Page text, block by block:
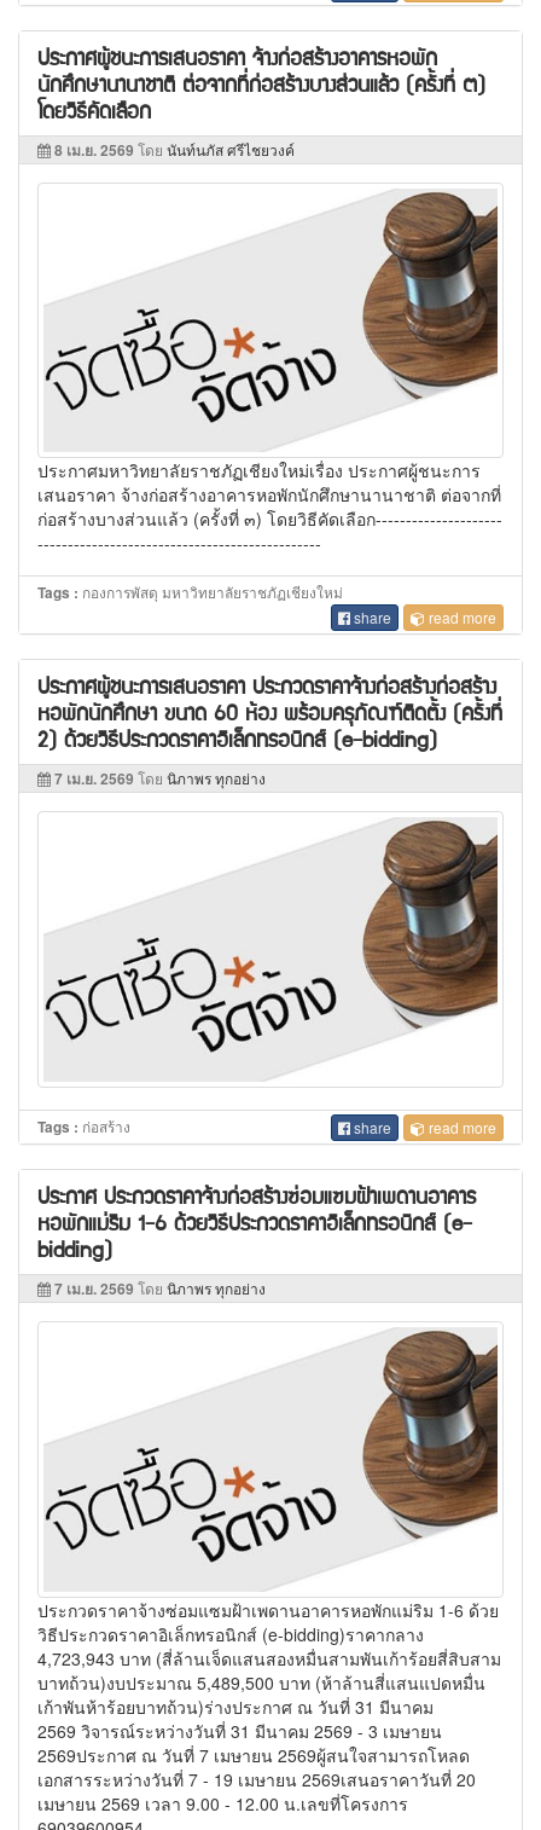
ประกาศผู้ชนะการเสนอราคา จ้างก่อสร้างอาคารหอพัก
นักศึกษานานาชาติ ต่อจากที่ก่อสร้างบางส่วนแล้ว (ครั้งที่ ๓)
โดยวิธีคัดเลือก
8 เม.ย. 2569 โดย นันท์นภัส ศรีไชยวงค์
ประกาศมหาวิทยาลัยราชภัฏเชียงใหม่เรื่อง ประกาศผู้ชนะการ
เสนอราคา จ้างก่อสร้างอาคารหอพักนักศึกษานานาชาติ ต่อจากที่
ก่อสร้างบางส่วนแล้ว (ครั้งที่ ๓) โดยวิธีคัดเลือก---------------------
-----------------------------------------------
Tags : กองการพัสดุ มหาวิทยาลัยราชภัฏเชียงใหม่
share
read more
ประกาศผู้ชนะการเสนอราคา ประกวดราคาจ้างก่อสร้างก่อสร้าง
หอพักนักศึกษา ขนาด 60 ห้อง พร้อมครุภัณฑ์ติดตั้ง (ครั้งที่
2) ด้วยวิธีประกวดราคาอิเล็กทรอนิกส์ (e-bidding)
7 เม.ย. 2569 โดย นิภาพร ทุกอย่าง
Tags : ก่อสร้าง share read more
ประกาศ ประกวดราคาจ้างก่อสร้างซ่อมแซมฝ้าเพดานอาคาร
หอพักแม่ริม 1-6 ด้วยวิธีประกวดราคาอิเล็กทรอนิกส์ (e-
bidding)
7 เม.ย. 2569 โดย นิภาพร ทุกอย่าง
ประกวดราคาจ้างซ่อมแซมฝ้าเพดานอาคารหอพักแม่ริม 1-6 ด้วย
วิธีประกวดราคาอิเล็กทรอนิกส์ (e-bidding)ราคากลาง
4,723,943 บาท (สี่ล้านเจ็ดแสนสองหมื่นสามพันเก้าร้อยสี่สิบสาม
บาทถ้วน)งบประมาณ 5,489,500 บาท (ห้าล้านสี่แสนแปดหมื่น
เก้าพันห้าร้อยบาทถ้วน)ร่างประกาศ ณ วันที่ 31 มีนาคม
2569 วิจารณ์ระหว่างวันที่ 31 มีนาคม 2569 - 3 เมษายน
2569ประกาศ ณ วันที่ 7 เมษายน 2569ผู้สนใจสามารถโหลด
เอกสารระหว่างวันที่ 7 - 19 เมษายน 2569เสนอราคาวันที่ 20
เมษายน 2569 เวลา 9.00 - 12.00 น.เลขที่โครงการ